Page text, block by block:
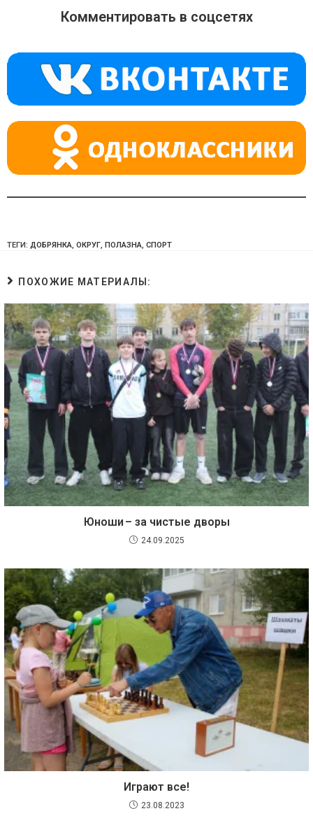
o
a
ss
ni
ki
gr
m
s
p
p
Комментировать в соцсетях
ТЕГИ: ДОБРЯНКА, ОКРУГ, ПОЛАЗНА, СПОРТ
ПОХОЖИЕ МАТЕРИАЛЫ:
Юноши – за чистые дворы
24.09.2025
Играют все!
23.08.2023